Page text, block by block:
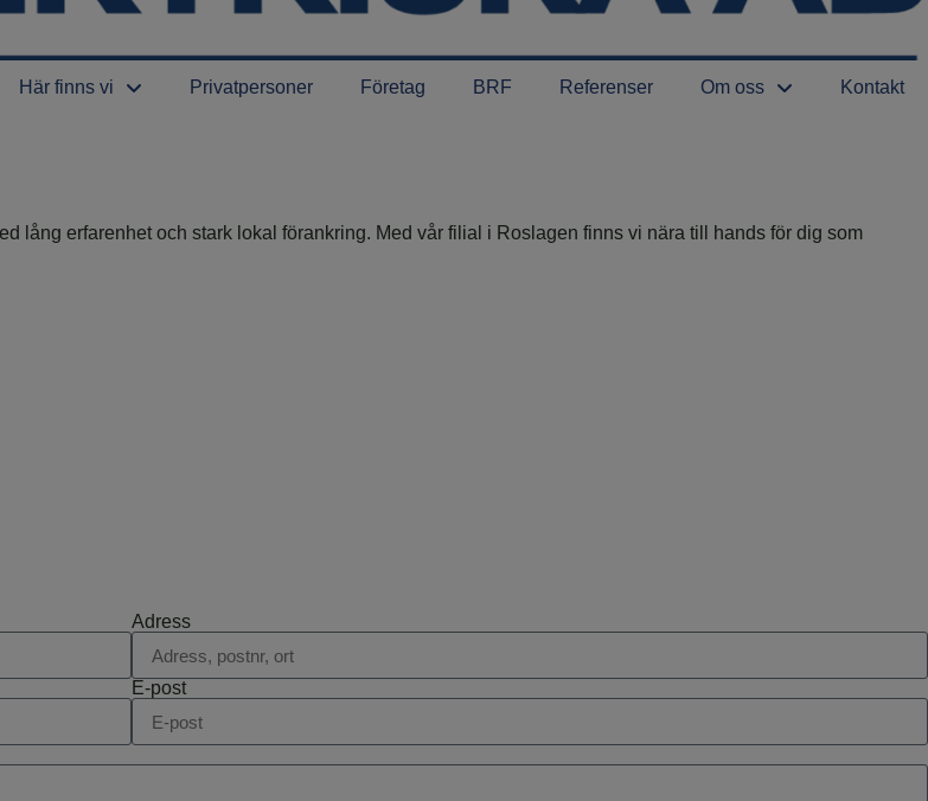
Här finns vi Privatpersoner Företag BRF Referenser Om oss Kontakt
lång erfarenhet och stark lokal förankring. Med vår filial i Roslagen finns vi nära till hands för dig som
Adress
E-post